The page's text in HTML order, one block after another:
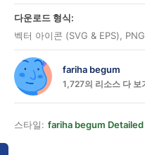
다운로드 형식:
벡터 아이콘 (SVG & EPS),
fariha begum
1,727의 리소스 다 보
스타일: fariha begum